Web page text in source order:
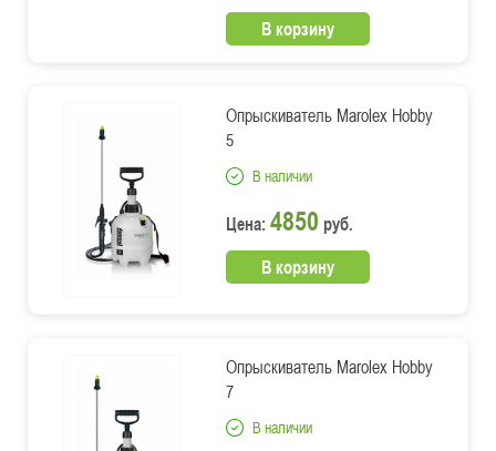
В корзину
Опрыскиватель Marolex Hobby
5
В наличии
Цена: 4850 руб.
В корзину
Опрыскиватель Marolex Hobby
7
В наличии